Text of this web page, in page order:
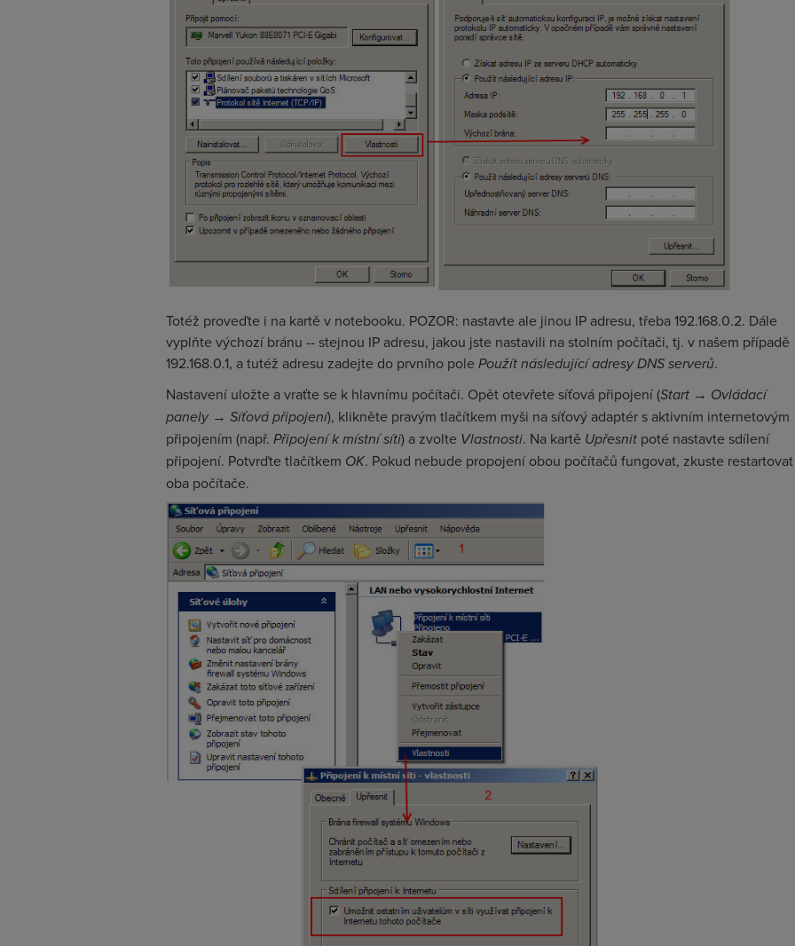
Totéž proveďte i na kartě v notebooku. POZOR: nastavte ale jinou IP adresu, třeba 192.168.0.2. Dále
vyplňte výchozí bránu -- stejnou IP adresu, jakou jste nastavili na stolním počítači, tj. v našem případě
192.168.0.1, a tutéž adresu zadejte do prvního pole Použít následující adresy DNS serverů.
Nastavení uložte a vraťte se k hlavnímu počítači. Opět otevřete síťová připojení (Start → Ovládací
panely→ Síťová připojení), klikněte pravým tlačítkem myši na síťový adaptér s aktivním internetovým
připojením (např. Připojení k místní síti) a zvolte Vlastnosti. Na kartě Upřesnit poté nastavte sdílení
připojení. Potvrďte tlačítkem OK. Pokud nebude propojení obou počítačů fungovat, zkuste restartovat
oba počítače.